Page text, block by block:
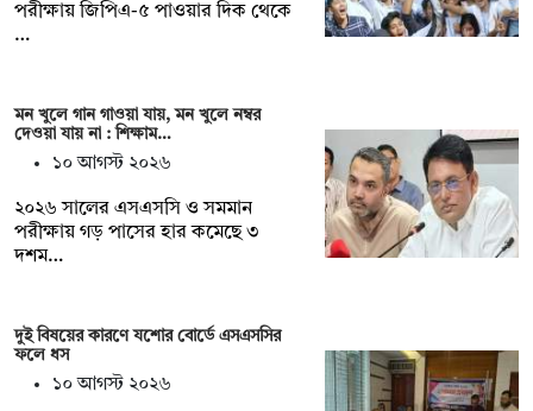
পরীক্ষায় জিপিএ-৫ পাওয়ার দিক থেকে
…
মন খুলে গান গাওয়া যায়, মন খুলে নম্বর
দেওয়া যায় না : শিক্ষাম…
১০ আগস্ট ২০২৬
২০২৬ সালের এসএসসি ও সমমান
পরীক্ষায় গড় পাসের হার কমেছে ৩
দশম…
দুই বিষয়ের কারণে যশোর বোর্ডে এসএসসির
ফলে ধস
১০ আগস্ট ২০২৬